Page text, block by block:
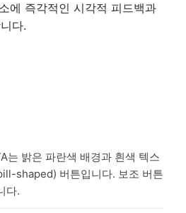
에 즉각적인 시각적 피드백과
다.
는 밝은 파란색 배경과 흰색 텍스
shaped) 버튼입니다. 보조 버튼
다.